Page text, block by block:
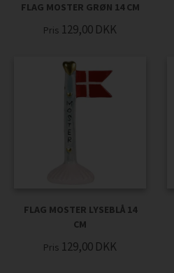
FLAG MOSTER GRØN 14 CM
Pris 129,00 DKK
FLAG MOSTER LYSEBLÅ 14
CM
Pris 129,00 DKK